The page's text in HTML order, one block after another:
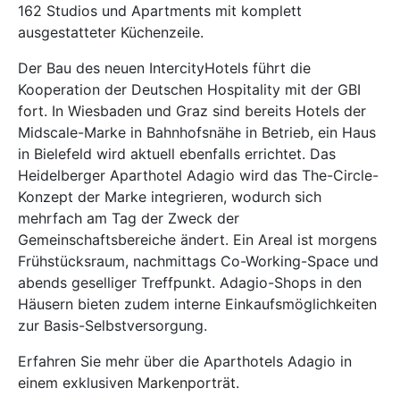
162 Studios und Apartments mit komplett
ausgestatteter Küchenzeile.
Der Bau des neuen IntercityHotels führt die
Kooperation der Deutschen Hospitality mit der GBI
fort. In Wiesbaden und Graz sind bereits Hotels der
Midscale-Marke in Bahnhofsnähe in Betrieb, ein Haus
in Bielefeld wird aktuell ebenfalls errichtet. Das
Heidelberger Aparthotel Adagio wird das The-Circle-
Konzept der Marke integrieren, wodurch sich
mehrfach am Tag der Zweck der
Gemeinschaftsbereiche ändert. Ein Areal ist morgens
Frühstücksraum, nachmittags Co-Working-Space und
abends geselliger Treffpunkt. Adagio-Shops in den
Häusern bieten zudem interne Einkaufsmöglichkeiten
zur Basis-Selbstversorgung.
Erfahren Sie mehr über die Aparthotels Adagio in
einem exklusiven Markenporträt.